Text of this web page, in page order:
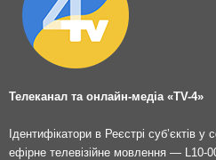
Телеканал та онлайн-медіа «TV-4»
Ідентифікатори в Реєстрі суб’єктів у
ефірне телевізійне мовлення — L10-